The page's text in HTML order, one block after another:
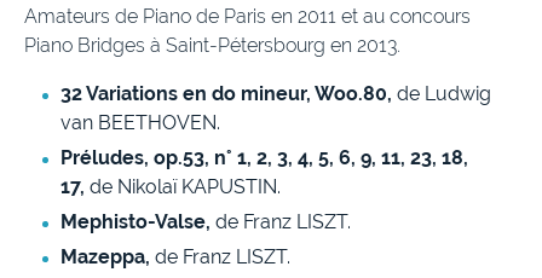
Amateurs de Piano de Paris en 2011 et au concours
Piano Bridges à Saint-Pétersbourg en 2013.
32 Variations en do mineur, Woo.80, de Ludwig
van BEETHOVEN.
Préludes, op.53, n° 1, 2, 3, 4, 5, 6, 9, 11, 23, 18,
17, de Nikolaï KAPUSTIN.
Mephisto-Valse, de Franz LISZT.
Mazeppa, de Franz LISZT.